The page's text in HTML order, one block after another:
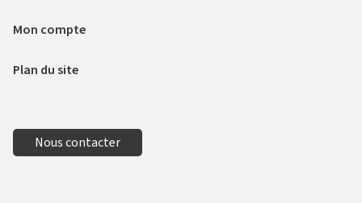
Mon compte
Plan du site
Nous contacter